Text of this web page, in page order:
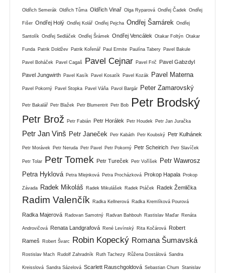
Oldřich Semerák Oldřich Tůma Oldřich Vinař Olga Ryparová Ondřej Čadek Ondřej
Fišer Ondřej Holý Ondřej Kolář Ondřej Pejcha Ondřej Šamárek Ondřej
Santolík Ondřej Sedláček Ondřej Šrámek Ondřej Vencálek Otakar Foltýn Otakar
Funda Patrik Doldžev Patrik Kořenář Paul Ermite Paulína Tabery Pavel Bakule
Pavel Boháček Pavel Cagaš Pavel Cejnar Pavel Frič Pavel Gabzdyl
Pavel Jungwirth Pavel Kasík Pavel Kosatík Pavel Kozák Pavel Materna
Pavel Pokorný Pavel Stopka Pavel Váňa Pavol Bargár Peter Zamarovský
Petr Bakalář Petr Blažek Petr Blumentrit Petr Bob Petr Brodský
Petr Brož Petr Fabián Petr Horálek Petr Houdek Petr Jan Juračka
Petr Jan Vinš Petr Janeček Petr Kabáth Petr Koubský Petr Kulhánek
Petr Morávek Petr Neruda Petr Pavel Petr Pokorný Petr Scheirich Petr Slavíček
Petr Tolar Petr Tomek Petr Tureček Petr Voříšek
Petr Wawrosz
Petra Hyklová Petra Mlejnková Petra Procházková Prokop Hapala Prokop
Závada Radek Mikoláš Radek Mikulášek Radek Ptáček Radek Žemlička
Radim Valenčík Radka Kellnerová Radka Kremlíková Pourová
Radka Majerová Radovan Samotný Radvan Bahbouh Rastislav Maďar Renáta
Androvičová Renata Landgrafová René Levínský Rita Kočárová Robert
Rameš Robert Švarc Robin Kopecký Romana Šumavská
Rostislav Mach Rudolf Zahradník Ruth Tachezy Růžena Dostálová Sandra
Kreisslová Sandra Sázelová Scarlett Rauschgoldová Sebastian Chum Stanislav